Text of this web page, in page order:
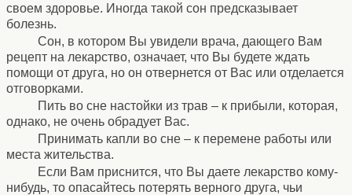
своем здоровье. Иногда такой сон предсказывает
болезнь.
Сон, в котором Вы увидели врача, дающего Вам
рецепт на лекарство, означает, что Вы будете ждать
помощи от друга, но он отвернется от Вас или отделается
отговорками.
Пить во сне настойки из трав – к прибыли, которая,
однако, не очень обрадует Вас.
Принимать капли во сне – к перемене работы или
места жительства.
Если Вам приснится, что Вы даете лекарство кому-
нибудь, то опасайтесь потерять верного друга, чьи